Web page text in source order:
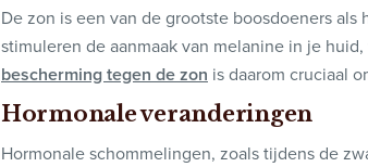
De zon is een van de grootste boosdoeners
stimuleren de aanmaak van melanine in je
bescherming tegen de zon is daarom cruciaal
Hormonale veranderingen
Hormonale schommelingen, zoals tijdens de